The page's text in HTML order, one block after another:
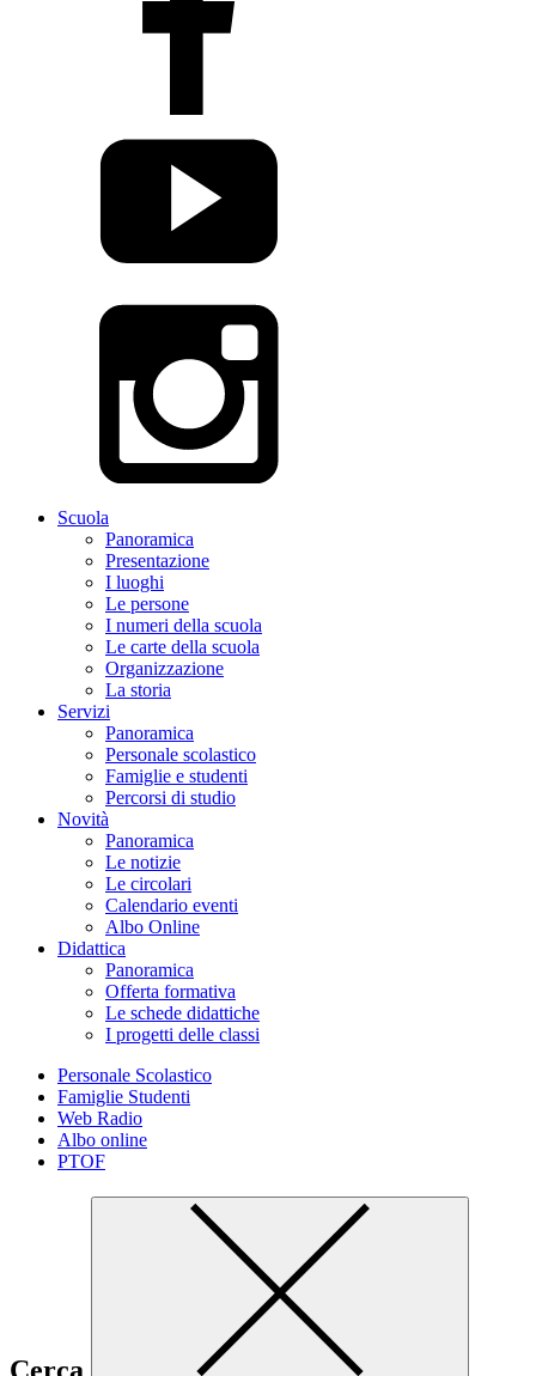
Scuola
Panoramica
Presentazione
I luoghi
Le persone
I numeri della scuola
Le carte della scuola
Organizzazione
La storia
Servizi
Panoramica
Personale scolastico
Famiglie e studenti
Percorsi di studio
Novità
Panoramica
Le notizie
Le circolari
Calendario eventi
Albo Online
Didattica
Panoramica
Offerta formativa
Le schede didattiche
I progetti delle classi
Personale Scolastico
Famiglie Studenti
Web Radio
Albo online
PTOF